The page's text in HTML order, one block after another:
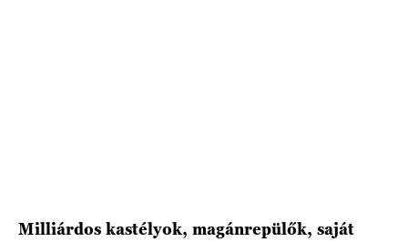
Milliárdos kastélyok, magánrepülők, saját